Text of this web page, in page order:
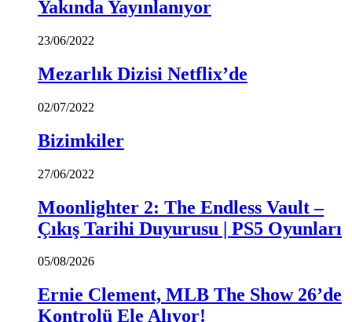
Yakında Yayınlanıyor
23/06/2022
Mezarlık Dizisi Netflix’de
02/07/2022
Bizimkiler
27/06/2022
Moonlighter 2: The Endless Vault –
Çıkış Tarihi Duyurusu | PS5 Oyunları
05/08/2026
Ernie Clement, MLB The Show 26’de
Kontrolü Ele Alıyor!